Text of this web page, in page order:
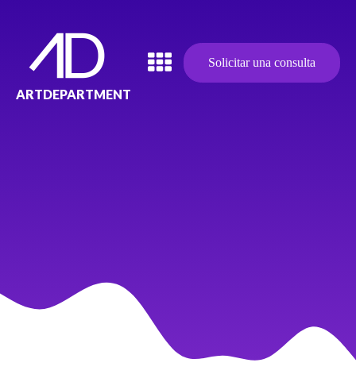
ARTDEPARTMENT
Solicitar una consulta